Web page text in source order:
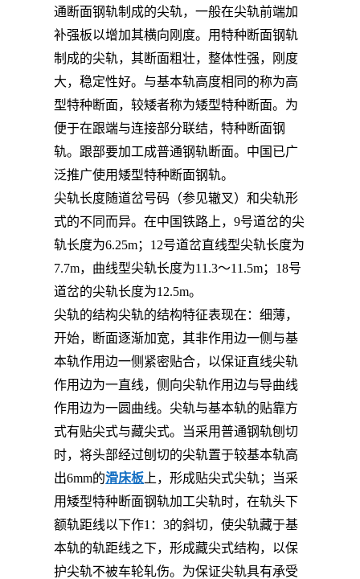
通断面钢轨制成的尖轨，一般在尖轨前端加
补强板以增加其横向刚度。用特种断面钢轨
制成的尖轨，其断面粗壮，整体性强，刚度
大，稳定性好。与基本轨高度相同的称为高
型特种断面，较矮者称为矮型特种断面。为
便于在跟端与连接部分联结，特种断面钢
轨。跟部要加工成普通钢轨断面。中国已广
泛推广使用矮型特种断面钢轨。
尖轨长度随道岔号码（参见辙叉）和尖轨形
式的不同而异。在中国铁路上，9号道岔的尖
轨长度为6.25m；12号道岔直线型尖轨长度为
7.7m，曲线型尖轨长度为11.3～11.5m；18号
道岔的尖轨长度为12.5m。
尖轨的结构尖轨的结构特征表现在：细薄，
开始，断面逐渐加宽，其非作用边一侧与基
本轨作用边一侧紧密贴合，以保证直线尖轨
作用边为一直线，侧向尖轨作用边与导曲线
作用边为一圆曲线。尖轨与基本轨的贴靠方
式有贴尖式与藏尖式。当采用普通钢轨刨切
时，将头部经过刨切的尖轨置于较基本轨高
出6mm的滑床板 上，形成贴尖式尖轨；当采
用矮型特种断面钢轨加工尖轨时，在轨头下
额轨距线以下作1：3的斜切，使尖轨藏于基
本轨的轨距线之下，形成藏尖式结构，以保
护尖轨不被车轮轧伤。为保证尖轨具有承受